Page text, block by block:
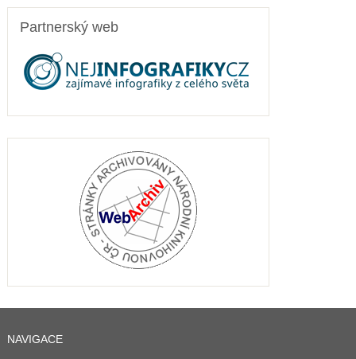
Partnerský web
NAVIGACE